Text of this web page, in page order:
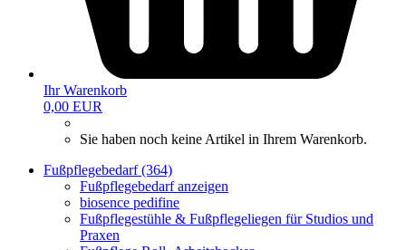
Ihr Warenkorb
0,00 EUR
Sie haben noch keine Artikel in Ihrem Warenkorb.
Fußpflegebedarf (364)
Fußpflegebedarf anzeigen
biosence pedifine
Fußpflegestühle & Fußpflegeliegen für Studios und
Praxen